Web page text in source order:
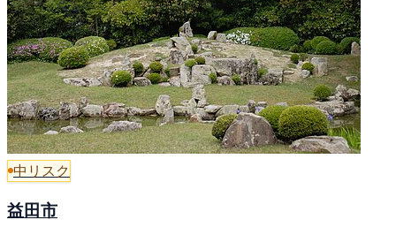
中リスク
益田市